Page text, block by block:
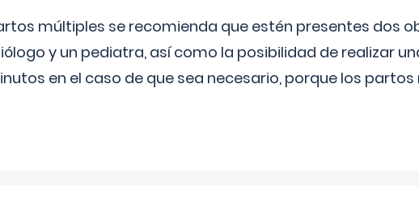
múltiples se recomienda que estén presentes dos
y un pediatra, así como la posibilidad de realizar
en el caso de que sea necesario, porque los